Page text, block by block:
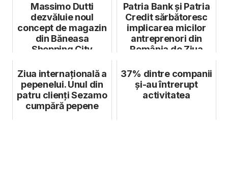
Massimo Dutti
dezvăluie noul
concept de magazin
din Băneasa
Shopping City
Patria Bank și Patria
Credit sărbătoresc
implicarea micilor
antreprenori din
România de Ziua
Ziua internațională a
pepenelui. Unul din
patru clienți Sezamo
cumpără pepene
37% dintre companii
și-au întrerupt
activitatea